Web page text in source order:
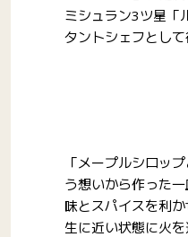
ミシュラン3ツ星「
タントシェフとして
「メープルシロッ
う想いから作った
味とスパイスを利
生に近い状態に火